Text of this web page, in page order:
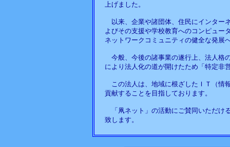
上げました。
以来、企業や諸団体、住民にインター
よびその支援や学校教育へのコンピュー
ネットワークコミュニティの健全な発展
今般、今後の諸事業の遂行上、法人格
により法人化の道が開けたため「特定非
この法人は、地域に根ざしたＩＴ（情
貢献することを目指しております。
「凧ネット」の活動にご賛同いただけ
致します。